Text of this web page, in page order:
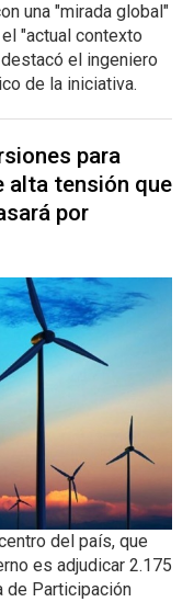
una "mirada global"
"actual contexto
el ingeniero
de la iniciativa.
para
alta tensión que
por
del país, que
es adjudicar 2.175
de Participación